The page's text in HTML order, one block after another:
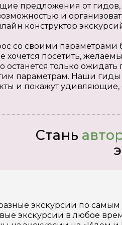
предложения от гидов,
и
конструктор
со своими
хочется посетить,
только
параметрам. Наши гиды
и покажут удивляющие,
Стань
экскурсии по
экскурсии в любое